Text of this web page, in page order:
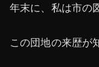
年末に、私は市の
この団地の来歴が